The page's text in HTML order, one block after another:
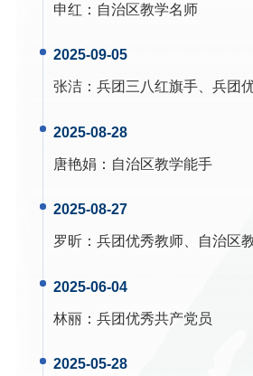
申红 ： 自治区教学名师
2025-09-05
张洁 ：兵团三八红旗手、兵团
2025-08-28
唐艳娟 ： 自治区教学能手
2025-08-27
罗昕 ：兵团优秀教师、自治区
2025-06-04
林丽 ：兵团优秀共产党员
2025-05-28